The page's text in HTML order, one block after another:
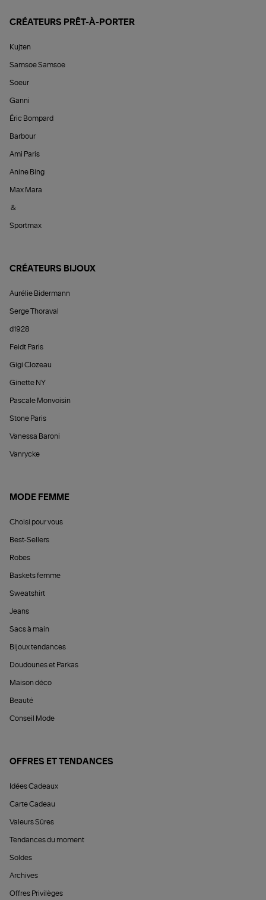
CRÉATEURS PRÊT-À-PORTER
Kujten
Samsoe Samsoe
Soeur
Ganni
Éric Bompard
Barbour
Ami Paris
Anine Bing
Max Mara
&
Sportmax
CRÉATEURS BIJOUX
Aurélie Bidermann
Serge Thoraval
d1928
Feidt Paris
Gigi Clozeau
Ginette NY
Pascale Monvoisin
Stone Paris
Vanessa Baroni
Vanrycke
MODE FEMME
Choisi pour vous
Best-Sellers
Robes
Baskets femme
Sweatshirt
Jeans
Sacs à main
Bijoux tendances
Doudounes et Parkas
Maison déco
Beauté
Conseil Mode
OFFRES ET TENDANCES
Idées Cadeaux
Carte Cadeau
Valeurs Sûres
Tendances du moment
Soldes
Archives
Offres Privilèges